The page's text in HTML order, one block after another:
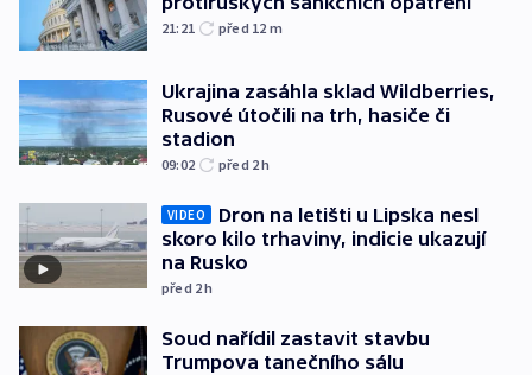
21:21 před 12 m
Ukrajina zasáhla sklad Wildberries,
Rusové útočili na trh, hasiče či
stadion
09:02 před 2h
VIDEO
Dron na letišti u Lipska nesl
skoro kilo trhaviny, indicie ukazují
na Rusko
před 2h
Soud nařídil zastavit stavbu
Trumpova tanečního sálu